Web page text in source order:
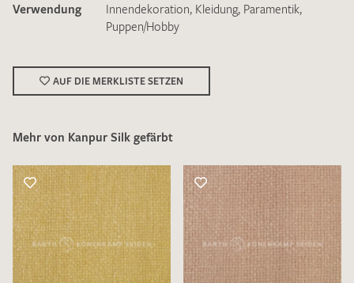
Ich bin damit einverstanden, dass meine angegebenen Daten
zur Beantwortung meiner Musteranfrage genutzt werden.
DieDatenschutzbestimmungenhabe ich zur Kenntnis
MUSTERANFRAGE SENDEN
Verwendung
Innendekoration, Kleidung, Paramentik,
Puppen/Hobby
AUF DIE MERKLISTE SETZEN
Mehr von Kanpur Silk gefärbt